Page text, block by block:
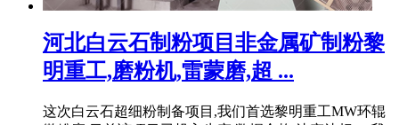
河北白云石制粉项目非金属矿制粉黎
明重工,磨粉机,雷蒙磨,超 ...
这次白云石超细粉制备项目,我们首选黎明重工MW环辊